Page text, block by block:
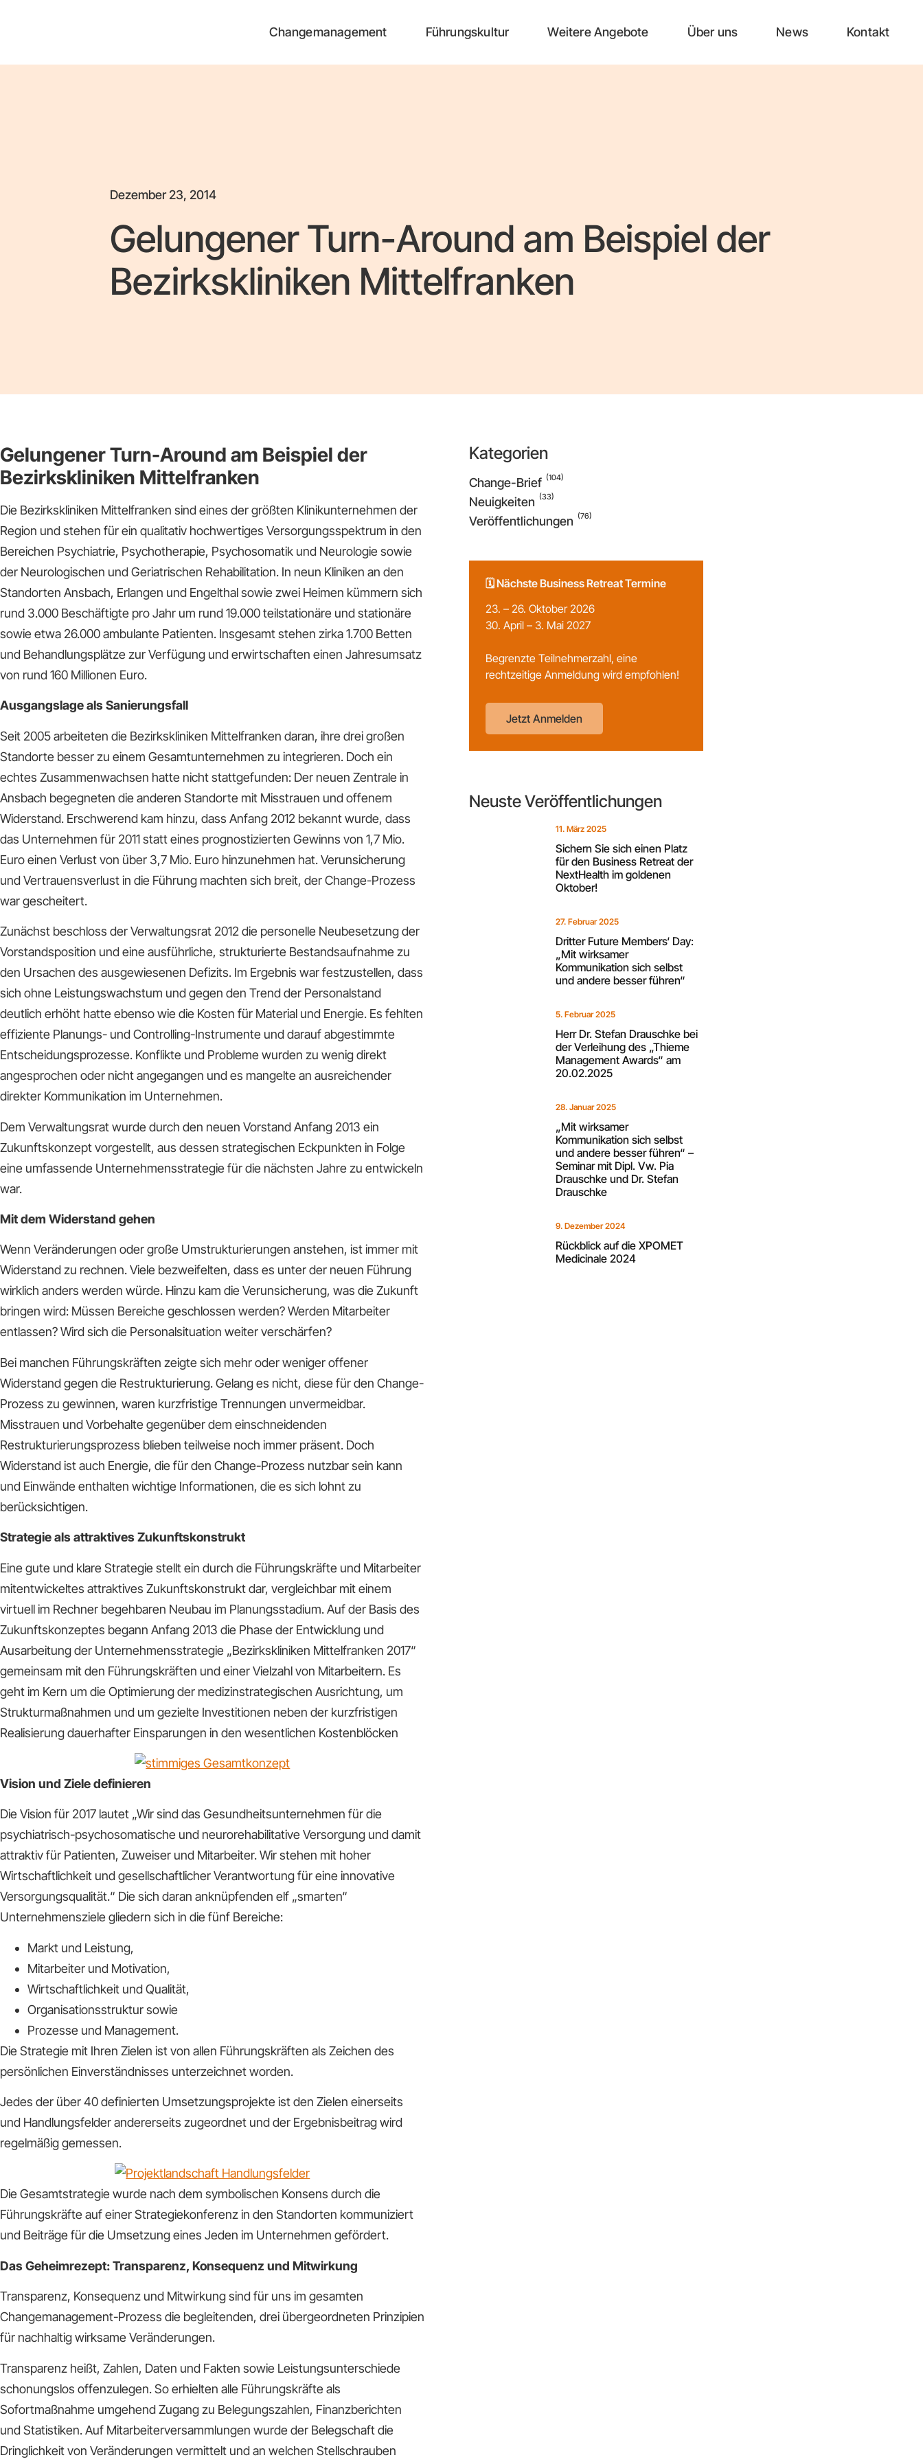
Changemanagement Führungskultur Weitere Angebote Über uns News Kontakt
Dezember 23, 2014
Gelungener Turn-Around am Beispiel der
Bezirkskliniken Mittelfranken
Gelungener Turn-Around am Beispiel der
Bezirkskliniken Mittelfranken
Die Bezirkskliniken Mittelfranken sind eines der größten Klinikunternehmen der
Region und stehen für ein qualitativ hochwertiges Versorgungsspektrum in den
Bereichen Psychiatrie, Psychotherapie, Psychosomatik und Neurologie sowie
der Neurologischen und Geriatrischen Rehabilitation. In neun Kliniken an den
Standorten Ansbach, Erlangen und Engelthal sowie zwei Heimen kümmern sich
rund 3.000 Beschäftigte pro Jahr um rund 19.000 teilstationäre und stationäre
sowie etwa 26.000 ambulante Patienten. Insgesamt stehen zirka 1.700 Betten
und Behandlungsplätze zur Verfügung und erwirtschaften einen Jahresumsatz
von rund 160 Millionen Euro.
Ausgangslage als Sanierungsfall
Seit 2005 arbeiteten die Bezirkskliniken Mittelfranken daran, ihre drei großen
Standorte besser zu einem Gesamtunternehmen zu integrieren. Doch ein
echtes Zusammenwachsen hatte nicht stattgefunden: Der neuen Zentrale in
Ansbach begegneten die anderen Standorte mit Misstrauen und offenem
Widerstand. Erschwerend kam hinzu, dass Anfang 2012 bekannt wurde, dass
das Unternehmen für 2011 statt eines prognostizierten Gewinns von 1,7 Mio.
Euro einen Verlust von über 3,7 Mio. Euro hinzunehmen hat. Verunsicherung
und Vertrauensverlust in die Führung machten sich breit, der Change-Prozess
war gescheitert.
Zunächst beschloss der Verwaltungsrat 2012 die personelle Neubesetzung der
Vorstandsposition und eine ausführliche, strukturierte Bestandsaufnahme zu
den Ursachen des ausgewiesenen Defizits. Im Ergebnis war festzustellen, dass
sich ohne Leistungswachstum und gegen den Trend der Personalstand
deutlich erhöht hatte ebenso wie die Kosten für Material und Energie. Es fehlten
effiziente Planungs- und Controlling-Instrumente und darauf abgestimmte
Entscheidungsprozesse. Konflikte und Probleme wurden zu wenig direkt
angesprochen oder nicht angegangen und es mangelte an ausreichender
direkter Kommunikation im Unternehmen.
Dem Verwaltungsrat wurde durch den neuen Vorstand Anfang 2013 ein
Zukunftskonzept vorgestellt, aus dessen strategischen Eckpunkten in Folge
eine umfassende Unternehmensstrategie für die nächsten Jahre zu entwickeln
war.
Mit dem Widerstand gehen
Wenn Veränderungen oder große Umstrukturierungen anstehen, ist immer mit
Widerstand zu rechnen. Viele bezweifelten, dass es unter der neuen Führung
wirklich anders werden würde. Hinzu kam die Verunsicherung, was die Zukunft
bringen wird: Müssen Bereiche geschlossen werden? Werden Mitarbeiter
entlassen? Wird sich die Personalsituation weiter verschärfen?
Bei manchen Führungskräften zeigte sich mehr oder weniger offener
Widerstand gegen die Restrukturierung. Gelang es nicht, diese für den Change-
Prozess zu gewinnen, waren kurzfristige Trennungen unvermeidbar.
Misstrauen und Vorbehalte gegenüber dem einschneidenden
Restrukturierungsprozess blieben teilweise noch immer präsent. Doch
Widerstand ist auch Energie, die für den Change-Prozess nutzbar sein kann
und Einwände enthalten wichtige Informationen, die es sich lohnt zu
berücksichtigen.
Strategie als attraktives Zukunftskonstrukt
Eine gute und klare Strategie stellt ein durch die Führungskräfte und Mitarbeiter
mitentwickeltes attraktives Zukunftskonstrukt dar, vergleichbar mit einem
virtuell im Rechner begehbaren Neubau im Planungsstadium. Auf der Basis des
Zukunftskonzeptes begann Anfang 2013 die Phase der Entwicklung und
Ausarbeitung der Unternehmensstrategie „Bezirkskliniken Mittelfranken 2017“
gemeinsam mit den Führungskräften und einer Vielzahl von Mitarbeitern. Es
geht im Kern um die Optimierung der medizinstrategischen Ausrichtung, um
Strukturmaßnahmen und um gezielte Investitionen neben der kurzfristigen
Realisierung dauerhafter Einsparungen in den wesentlichen Kostenblöcken
Vision und Ziele definieren
Die Vision für 2017 lautet „Wir sind das Gesundheitsunternehmen für die
psychiatrisch-psychosomatische und neurorehabilitative Versorgung und damit
attraktiv für Patienten, Zuweiser und Mitarbeiter. Wir stehen mit hoher
Wirtschaftlichkeit und gesellschaftlicher Verantwortung für eine innovative
Versorgungsqualität.“ Die sich daran anknüpfenden elf „smarten“
Unternehmensziele gliedern sich in die fünf Bereiche:
Markt und Leistung,
Mitarbeiter und Motivation,
Wirtschaftlichkeit und Qualität,
Organisationsstruktur sowie
Prozesse und Management.
Die Strategie mit Ihren Zielen ist von allen Führungskräften als Zeichen des
persönlichen Einverständnisses unterzeichnet worden.
Jedes der über 40 definierten Umsetzungsprojekte ist den Zielen einerseits
und Handlungsfelder andererseits zugeordnet und der Ergebnisbeitrag wird
regelmäßig gemessen.
Die Gesamtstrategie wurde nach dem symbolischen Konsens durch die
Führungskräfte auf einer Strategiekonferenz in den Standorten kommuniziert
und Beiträge für die Umsetzung eines Jeden im Unternehmen gefördert.
Das Geheimrezept: Transparenz, Konsequenz und Mitwirkung
Transparenz, Konsequenz und Mitwirkung sind für uns im gesamten
Changemanagement-Prozess die begleitenden, drei übergeordneten Prinzipien
für nachhaltig wirksame Veränderungen.
Transparenz heißt, Zahlen, Daten und Fakten sowie Leistungsunterschiede
schonungslos offenzulegen. So erhielten alle Führungskräfte als
Sofortmaßnahme umgehend Zugang zu Belegungszahlen, Finanzberichten
und Statistiken. Auf Mitarbeiterversammlungen wurde der Belegschaft die
Dringlichkeit von Veränderungen vermittelt und an welchen Stellschrauben
Kategorien
Change-Brief (104)
Neuigkeiten (33)
Veröffentlichungen (76)
🗓️ Nächste Business Retreat Termine
23. – 26. Oktober 2026
30. April – 3. Mai 2027
Begrenzte Teilnehmerzahl, eine
rechtzeitige Anmeldung wird empfohlen!
Jetzt Anmelden
Neuste Veröffentlichungen
Sichern Sie sich einen Platz
für den Business Retreat der
NextHealth im goldenen
Oktober!
11. März 2025
Dritter Future Members‘ Day:
„Mit wirksamer
Kommunikation sich selbst
und andere besser führen“
27. Februar 2025
Herr Dr. Stefan Drauschke bei
der Verleihung des „Thieme
Management Awards“ am
20.02.2025
5. Februar 2025
„Mit wirksamer
Kommunikation sich selbst
und andere besser führen“ –
Seminar mit Dipl. Vw. Pia
Drauschke und Dr. Stefan
Drauschke
28. Januar 2025
Rückblick auf die XPOMET
Medicinale 2024
9. Dezember 2024